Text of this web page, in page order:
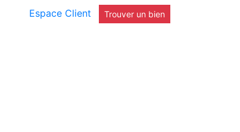
Espace Client Trouver un bien